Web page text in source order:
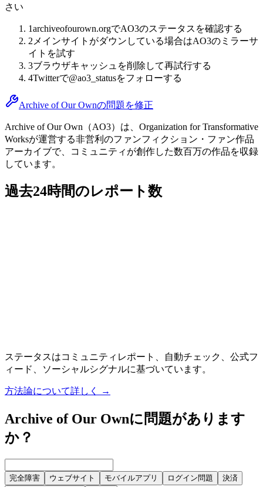
さい
1archiveofourown.orgでAO3のステータスを確認する
2 メインサイトがダウンしている場合はAO3のミラーサ
イトを試す
3ブラウザキャッシュを削除して再試行する
4Twitterで@ao3_statusをフォローする
Archive of Our Ownの問題を修正
Archive of Our Own（AO3）は、Organization for Transformative
Worksが運営する非営利のファンフィクション・ファン作品
アーカイブで、コミュニティが創作した数百万の作品を収録
しています。
過去24時間のレポート数
ステータスはコミュニティレポート、自動チェック、公式フ
ィード、ソーシャルシグナルに基づいています。
方法論について詳しく →
Archive of Our Ownに問題があります
か？
完全障害 ウェブサイト モバイルアプリ ログイン問題
決済